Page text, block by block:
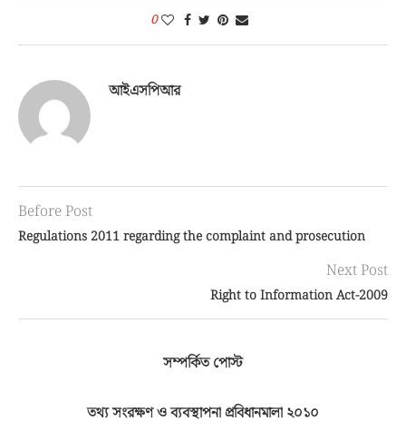
0
আইএসপিআর
Before Post
Regulations 2011 regarding the complaint and prosecution
Next Post
Right to Information Act-2009
সম্পর্কিত পোস্ট
তথ্য সংরক্ষণ ও ব্যবস্থাপনা প্রবিধানমালা ২০১০